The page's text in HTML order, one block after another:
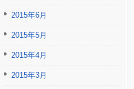
2015年6月
2015年5月
2015年4月
2015年3月